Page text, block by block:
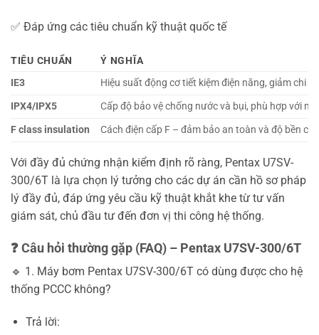
✅ Đáp ứng các tiêu chuẩn kỹ thuật quốc tế
TIÊU CHUẨN
Ý NGHĨA
IE3
Hiệu suất động cơ tiết kiệm điện năng, giảm chi
IPX4/IPX5
Cấp độ bảo vệ chống nước và bụi, phù hợp với
F class insulation
Cách điện cấp F – đảm bảo an toàn và độ bền
Với đầy đủ chứng nhận kiểm định rõ ràng, Pentax U7SV-
300/6T là lựa chọn lý tưởng cho các dự án cần hồ sơ pháp
lý đầy đủ, đáp ứng yêu cầu kỹ thuật khắt khe từ tư vấn
giám sát, chủ đầu tư đến đơn vị thi công hệ thống.
❓ Câu hỏi thường gặp (FAQ) – Pentax U7SV-300/6T
🔹 1. Máy bơm Pentax U7SV-300/6T có dùng được cho hệ
thống PCCC không?
Trả lời: